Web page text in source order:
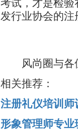
考试，才是检
发行业协会的注
风尚圈与各
相关推荐：
注册礼仪培训师
形象管理师专业